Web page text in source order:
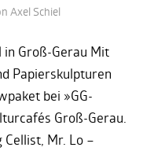
Axel Schiel
Groß-Gerau Mit
Papierskulpturen
bei »GG-
Groß-Gerau.
Mr. Lo –